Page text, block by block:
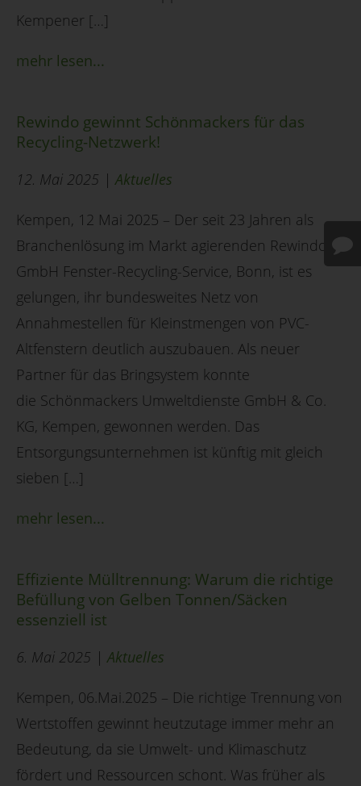
Kempener […]
mehr lesen...
Rewindo gewinnt Schönmackers für das
Recycling-Netzwerk!
12. Mai 2025 |Aktuelles
Kempen, 12 Mai 2025 – Der seit 23 Jahren als
Branchenlösung im Markt agierenden Rewindo
GmbH Fenster-Recycling-Service, Bonn, ist es
gelungen, ihr bundesweites Netz von
Annahmestellen für Kleinstmengen von PVC-
Altfenstern deutlich auszubauen. Als neuer
Partner für das Bringsystem konnte
die Schönmackers Umweltdienste GmbH & Co.
KG, Kempen, gewonnen werden. Das
Entsorgungsunternehmen ist künftig mit gleich
sieben […]
mehr lesen...
Effiziente Mülltrennung: Warum die richtige
Befüllung von Gelben Tonnen/Säcken
essenziell ist
6. Mai 2025 |Aktuelles
Kempen, 06.Mai.2025 – Die richtige Trennung von
Wertstoffen gewinnt heutzutage immer mehr an
Bedeutung, da sie Umwelt- und Klimaschutz
fördert und Ressourcen schont. Was früher als